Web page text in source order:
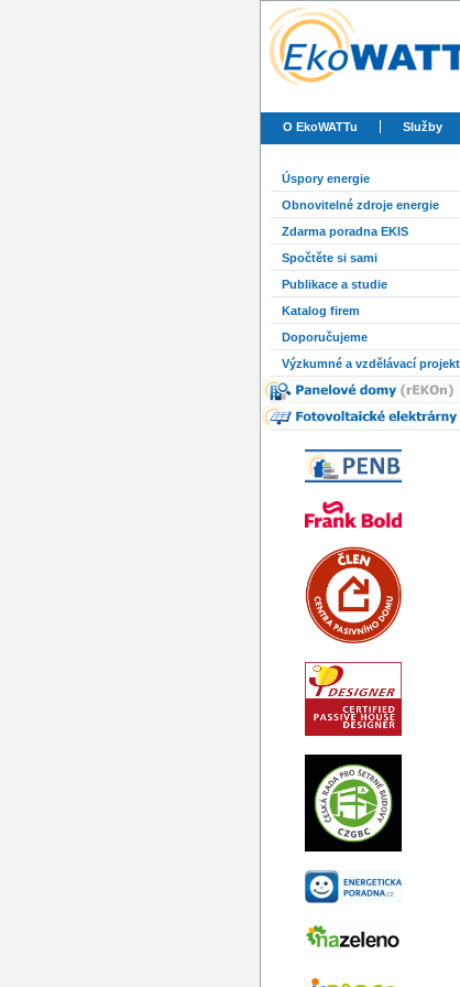
O EkoWATTu Služby
Úspory energie
Obnovitelné zdroje energie
Zdarma poradna EKIS
Spočtěte si sami
Publikace a studie
Katalog firem
Doporučujeme
Výzkumné a vzdělávací